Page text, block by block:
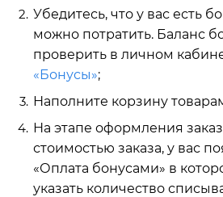
Убедитесь, что у вас есть
можно потратить. Баланс
проверить в личном
«Бонусы»;
Наполните корзину
На этапе оформления
стоимостью заказа, у вас
«Оплата бонусами» в
указать количество